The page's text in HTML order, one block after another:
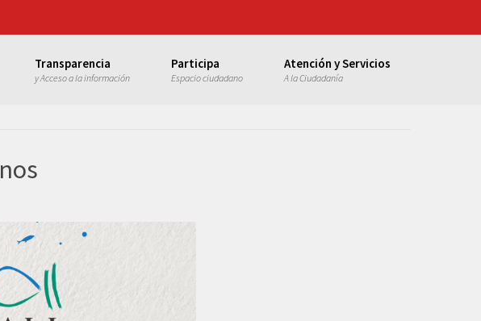
Transparencia
y Acceso a la información
Participa
Espacio ciudadano
Atención y Servicios
A la Ciudadanía